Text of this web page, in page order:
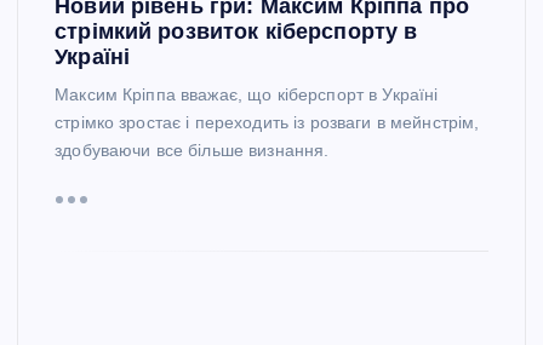
Новий рівень гри: Максим Кріппа про
стрімкий розвиток кіберспорту в
Україні
Максим Кріппа вважає, що кіберспорт в Україні
стрімко зростає і переходить із розваги в мейнстрім,
здобуваючи все більше визнання.